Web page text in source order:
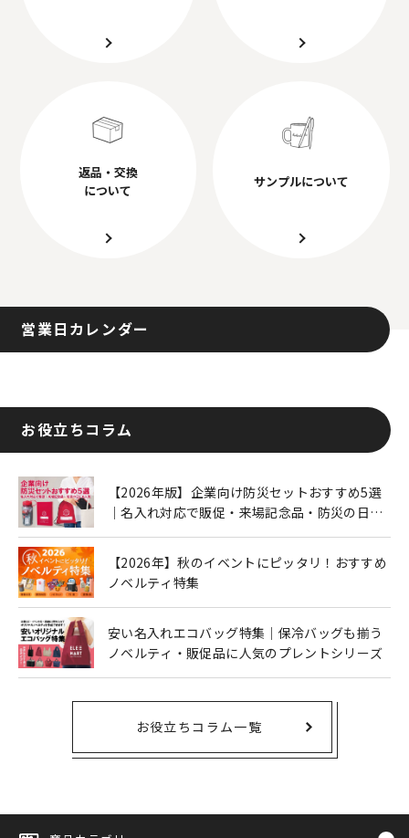
返品・交換
について
サンプルについて
営業日カレンダー
お役立ちコラム
【2026年版】企業向け防災セットおすすめ5選
｜名入れ対応で販促・来場記念品・防災の日に
【2026年】秋のイベントにピッタリ！おすすめ
ノベルティ特集
安い名入れエコバッグ特集｜保冷バッグも揃う
ノベルティ・販促品に人気のプレントシリーズ
お役立ちコラム一覧